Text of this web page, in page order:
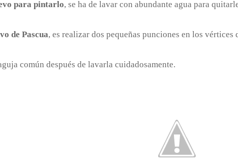
para pintarlo, se ha de lavar con abundante agua para
de Pascua, es realizar dos pequeñas punciones en los vértices
común después de lavarla cuidadosamente.